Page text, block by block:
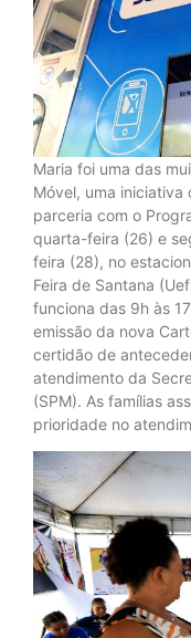
Maria foi uma das
Móvel, uma iniciativa
parceria com o
quarta-feira (26) e
feira (28), no
Feira de Santana
funciona das 9h às
emissão da nova
certidão de
atendimento da
(SPM). As famílias
prioridade no